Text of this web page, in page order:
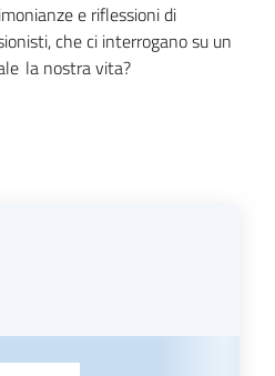
e riflessioni di
che ci interrogano su un
la nostra vita?